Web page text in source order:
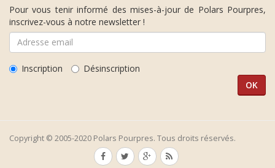
Pour vous tenir informé des mises-à-jour de Polars Pourpres,
inscrivez-vous à notre newsletter !
Inscription Désinscription
Copyright © 2005-2020 Polars Pourpres. Tous droits réservés.